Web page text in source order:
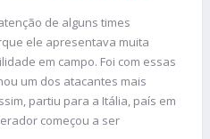
de alguns times
ele apresentava muita
em campo. Foi com essas
um dos atacantes mais
partiu para a Itália, país em
começou a ser